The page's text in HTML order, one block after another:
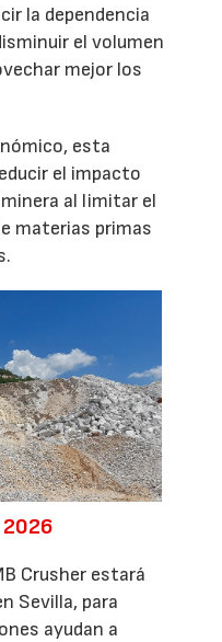
la dependencia
el volumen
mejor los
esta
el impacto
al limitar el
materias primas
2026
Crusher estará
Sevilla, para
ayudan a